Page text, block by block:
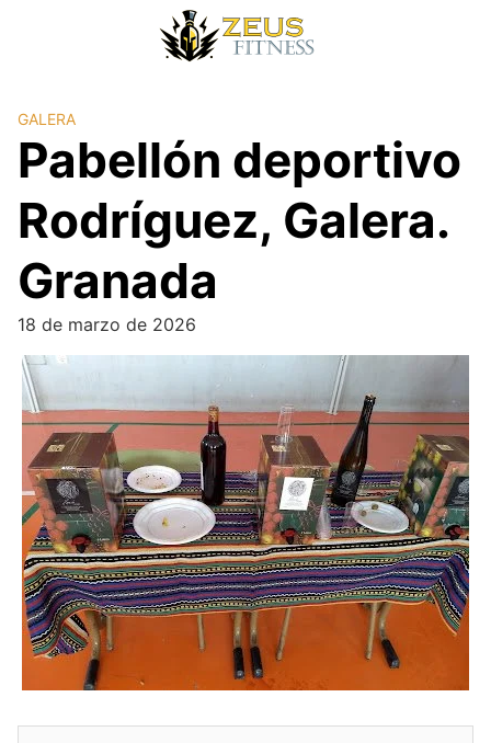
GALERA
Pabellón deportivo
Rodríguez, Galera.
Granada
18 de marzo de 2026